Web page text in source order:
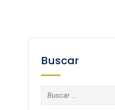
Buscar
Buscar: